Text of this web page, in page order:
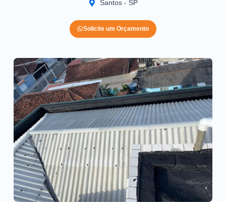
Santos - SP
Solicite um Orçamento